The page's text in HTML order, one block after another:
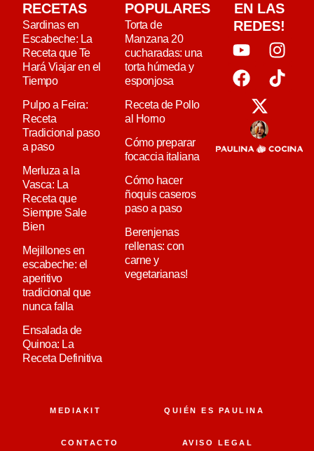
RECETAS
Sardinas en
Escabeche: La
Receta que Te
Hará Viajar en el
Tiempo
Pulpo a Feira:
Receta
Tradicional paso
a paso
Merluza a la
Vasca: La
Receta que
Siempre Sale
Bien
Mejillones en
escabeche: el
aperitivo
tradicional que
nunca falla
Ensalada de
Quinoa: La
Receta Definitiva
POPULARES
Torta de
Manzana 20
cucharadas: una
torta húmeda y
esponjosa
Receta de Pollo
al Horno
Cómo preparar
focaccia italiana
Cómo hacer
ñoquis caseros
paso a paso
Berenjenas
rellenas: con
carne y
vegetarianas!
EN LAS
REDES!
MEDIAKIT QUIÉN ES PAULINA
CONTACTO AVISO LEGAL